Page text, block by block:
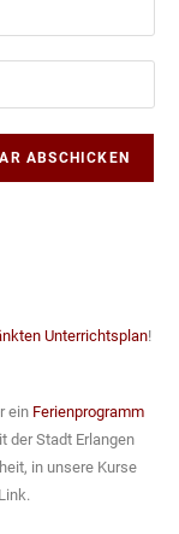
Unterrichtsplan!
ein Ferienprogramm
der Stadt Erlangen
in unsere Kurse